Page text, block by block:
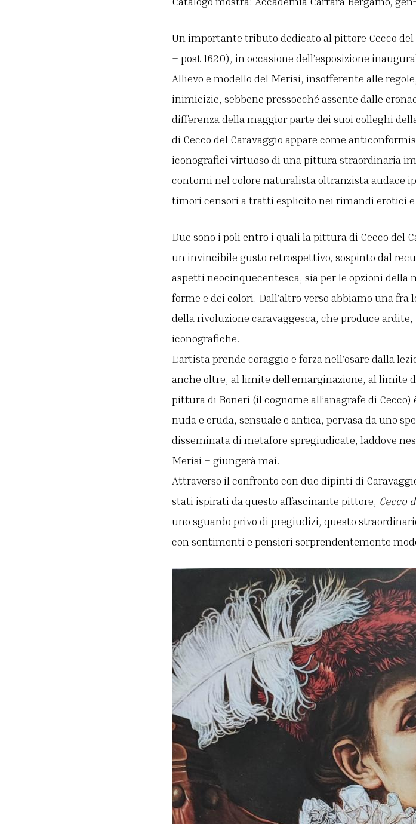
Un importante tributo dedicato al pittore Cecco del
– post 1620), in occasione dell’esposizione
Allievo e modello del Merisi, insofferente alle
inimicizie, sebbene pressocché assente dalle
differenza della maggior parte dei suoi colleghi
di Cecco del Caravaggio appare come
iconografici virtuoso di una pittura straordinaria
contorni nel colore naturalista oltranzista audace
timori censori a tratti esplicito nei rimandi erotici e
Due sono i poli entro i quali la pittura di Cecco del
un invincibile gusto retrospettivo, sospinto dal
aspetti neocinquecentesca, sia per le opzioni della
forme e dei colori. Dall’altro verso abbiamo una fra
della rivoluzione caravaggesca, che produce
iconografiche.
L’artista prende coraggio e forza nell’osare dalla
anche oltre, al limite dell’emarginazione, al limite
pittura di Boneri (il cognome all’anagrafe di
nuda e cruda, sensuale e antica, pervasa da uno
disseminata di metafore spregiudicate, laddove
Merisi – giungerà mai.
Attraverso il confronto con due dipinti di
stati ispirati da questo affascinante pittore, Cecco
uno sguardo privo di pregiudizi, questo
con sentimenti e pensieri sorprendentemente